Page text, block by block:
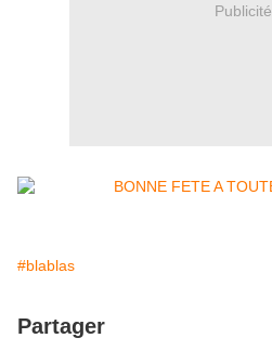
Publicité
#blablas
Partager